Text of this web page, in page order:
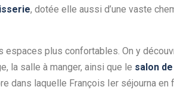
, dotée elle aussi d’une vaste
plus confortables. On y
la salle à manger, ainsi que le salon de
dans laquelle François Ier séjourna en